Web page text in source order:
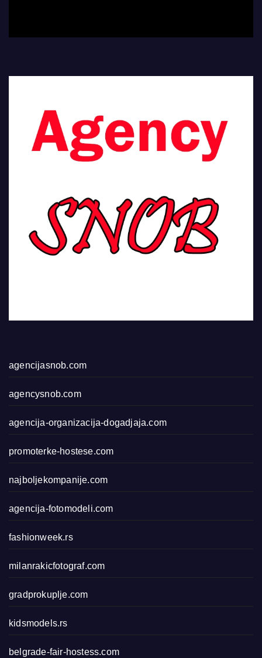
agencijasnob.com
agencysnob.com
agencija-organizacija-dogadjaja.com
promoterke-hostese.com
najboljekompanije.com
agencija-fotomodeli.com
fashionweek.rs
milanrakicfotograf.com
gradprokuplje.com
kidsmodels.rs
belgrade-fair-hostess.com